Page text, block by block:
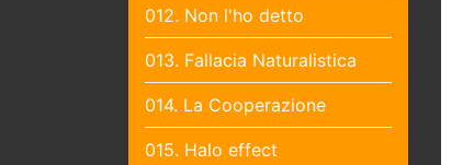
012. Non l'ho detto
013. Fallacia Naturalistica
014. La Cooperazione
015. Halo effect